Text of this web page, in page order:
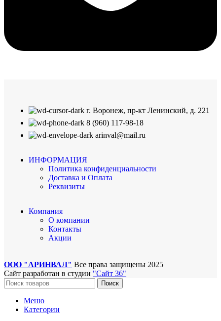
г. Воронеж, пр-кт Ленинский, д. 221
8 (960) 117-98-18
arinval@mail.ru
ИНФОРМАЦИЯ
Политика конфиденциальности
Доставка и Оплата
Реквизиты
Компания
О компании
Контакты
Акции
ООО "АРИНВАЛ" Все права защищены 2025
Сайт разработан в студии "Сайт 36"
Поиск
Меню
Категории